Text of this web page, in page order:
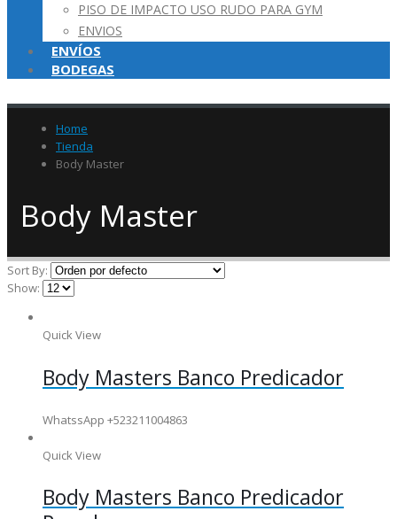
PISO DE IMPACTO USO RUDO PARA GYM
ENVIOS
ENVÍOS
BODEGAS
Home
Tienda
Body Master
Body Master
Sort By:
Show:
Quick View
Body Masters Banco Predicador
WhatssApp +523211004863
Quick View
Body Masters Banco Predicador